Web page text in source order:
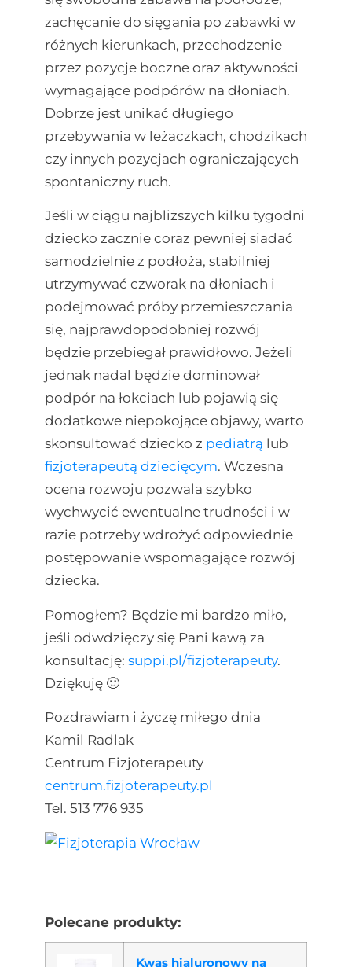
zachęcanie do sięgania po zabawki w
różnych kierunkach, przechodzenie
przez pozycje boczne oraz aktywności
wymagające podpórów na dłoniach.
Dobrze jest unikać długiego
przebywania w leżaczkach, chodzikach
czy innych pozycjach ograniczających
spontaniczny ruch.
Jeśli w ciągu najbliższych kilku tygodni
dziecko zacznie coraz pewniej siadać
samodzielnie z podłoża, stabilniej
utrzymywać czworak na dłoniach i
podejmować próby przemieszczania
się, najprawdopodobniej rozwój
będzie przebiegał prawidłowo. Jeżeli
jednak nadal będzie dominował
podpór na łokciach lub pojawią się
dodatkowe niepokojące objawy, warto
skonsultować dziecko z pediatrą lub
fizjoterapeutą dziecięcym. Wczesna
ocena rozwoju pozwala szybko
wychwycić ewentualne trudności i w
razie potrzeby wdrożyć odpowiednie
postępowanie wspomagające rozwój
dziecka.
Pomogłem? Będzie mi bardzo miło,
jeśli odwdzięczy się Pani kawą za
konsultację: suppi.pl/fizjoterapeuty.
Dziękuję 🙂
Pozdrawiam i życzę miłego dnia
Kamil Radlak
Centrum Fizjoterapeuty
centrum.fizjoterapeuty.pl
Tel. 513 776 935
Polecane produkty:
Kwas hialuronowy na